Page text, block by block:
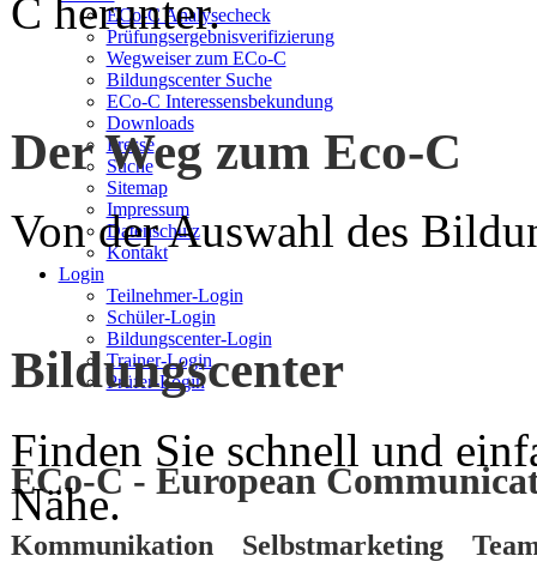
ECo-C Analysecheck
Prüfungsergebnisverifizierung
Wegweiser zum ECo-C
Bildungscenter Suche
ECo-C Interessensbekundung
Downloads
Presse
Suche
Sitemap
Impressum
Datenschutz
Kontakt
Login
Teilnehmer-Login
Schüler-Login
Bildungscenter-Login
Trainer-Login
Prüfer-Login
ECo-C - European
Kommunikation Selbstmarketing
C herunter.
Der Weg zum Eco-C
Von der Auswahl des
Bildungscenter
Finden Sie schnell und
Nähe.